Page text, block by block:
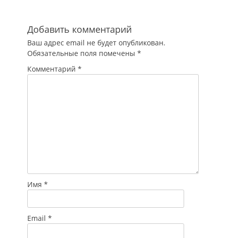
конфиденциальные
данные о
компании,
предупреждает
"Российская
газета". Фишинг -
Добавить комментарий
Ваш адрес email не будет опубликован.
Обязательные поля помечены *
Комментарий *
Имя *
Email *